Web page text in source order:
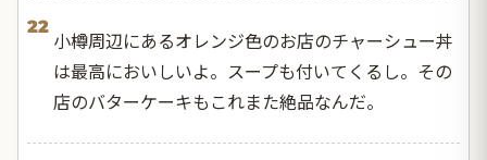
22
小樽周辺にあるオレンジ色のお店のチャーシュー丼
は最高においしいよ。スープも付いてくるし。その
店のバターケーキもこれまた絶品なんだ。